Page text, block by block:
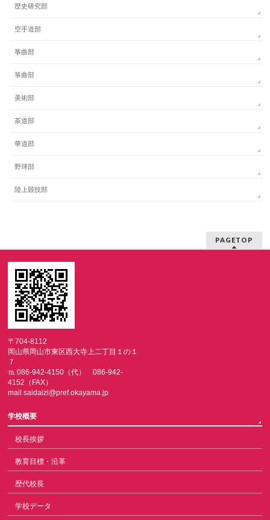
歴史研究部
空手道部
筝曲部
箏曲部
美術部
茶道部
華道部
野球部
陸上競技部
PAGETOP
〒704-8112
岡山県岡山市東区西大寺上二丁目１の１
７
℡ 086-942-4150（代） 086-942-
4152（FAX）
mail saidaizi@pref.okayama.jp
学校概要
校長挨拶
教育目標・沿革
歴代校長
学校データ